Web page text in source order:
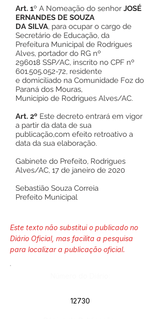
Art. 1º A Nomeação do senhor JOSÉ
ERNANDES DE SOUZA
DA SILVA, para ocupar o cargo de
Secretário de Educação, da
Prefeitura Municipal de Rodrigues
Alves, portador do RG nº
296018 SSP/AC, inscrito no CPF nº
601.505.052-72, residente
e domiciliado na Comunidade Foz do
Paraná dos Mouras,
Município de Rodrigues Alves/AC.
Art. 2º Este decreto entrará em vigor
a partir da data de sua
publicação,com efeito retroativo a
data da sua elaboração.
Gabinete do Prefeito, Rodrigues
Alves/AC, 17 de janeiro de 2020
Sebastião Souza Correia
Prefeito Municipal
Este texto não substitui o publicado no
Diário Oficial, mas facilita a pesquisa
para localizar a publicação oficial.
12730